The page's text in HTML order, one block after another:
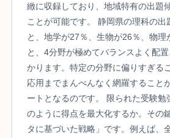
緻に収録しており、地域特有の出題
ことが可能です。 静岡県の理科の出
と、地学が27％、生物が26％、物理
と、4分野が極めてバランスよく配
かります。特定の分野に偏りすぎる
応用までまんべんなく網羅すること
ートとなるのです。 限られた受験勉
のように得点を最大化するか。その
タに基づいた戦略」です。例えば、